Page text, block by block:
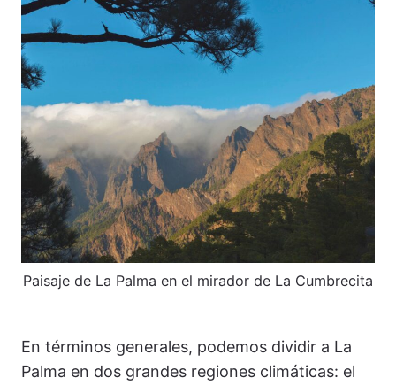
Paisaje de La Palma en el mirador de La Cumbrecita
En términos generales, podemos dividir a La
Palma en dos grandes regiones climáticas: el